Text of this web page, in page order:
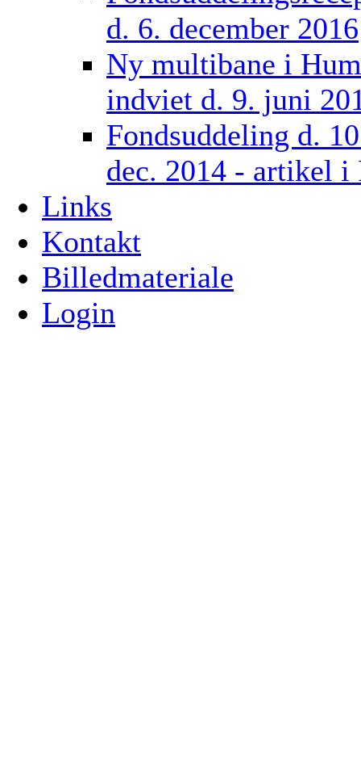
d. 6. december 2016
Ny multibane i
indviet d. 9. juni
Fondsuddeling d.
dec. 2014 - artikel i
Links
Kontakt
Billedmateriale
Login